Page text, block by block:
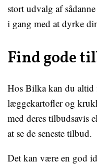
stort udvalg af
i gang med at dyrke
Find gode
Hos Bilka kan du
læggekartofler og
med deres tilbudsavis
at se de seneste tilbud.
Det kan være en god